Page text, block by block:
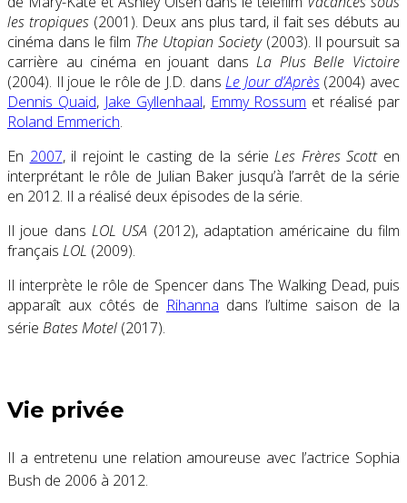
les tropiques(2001). Deux ans plus tard, il fait ses débuts au
cinéma dans le film The Utopian Society (2003). Il poursuit sa
carrière au cinéma en jouant dansLa Plus Belle Victoire
(2004). Il joue le rôle de J.D. dansLe Jour d’Après(2004) avec
Dennis Quaid, Jake Gyllenhaal, Emmy Rossum et réalisé par
Roland Emmerich.
En 2007, il rejoint le casting de la sérieLes Frères Scotten
interprétant le rôle de Julian Baker jusqu’à l’arrêt de la série
en 2012. Il a réalisé deux épisodes de la série.
Il joue dans LOL USA (2012), adaptation américaine du film
français LOL (2009).
Il interprète le rôle de Spencer dans The Walking Dead, puis
apparaît aux côtés de Rihanna dans l’ultime saison de la
série Bates Motel (2017).
Vie privée
Il a entretenu une relation amoureuse avec l’actrice Sophia
Bush de 2006 à 2012.